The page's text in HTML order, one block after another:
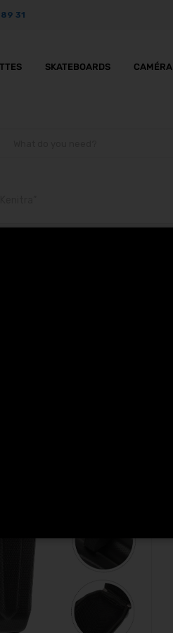
31
SKATEBOARDS CAMÉRA
à